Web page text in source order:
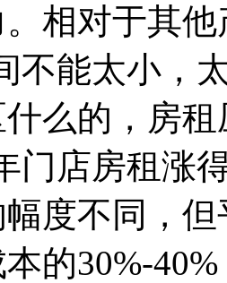
相对于其
不能太小，
么的，房
门店房租涨
度不同，
的30%-